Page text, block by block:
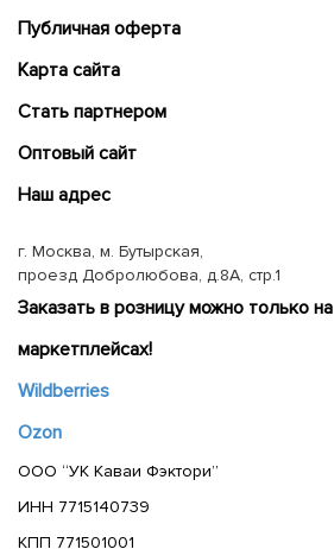
Публичная оферта
Карта сайта
Cтать партнером
Оптовый сайт
Наш адрес
г. Москва, м. Бутырская,
проезд Добролюбова, д.8А, стр.1
Заказать в розницу можно только на
маркетплейсах!
Wildberries
Ozon
ООО “УК Каваи Фэктори”
ИНН 7715140739
КПП 771501001